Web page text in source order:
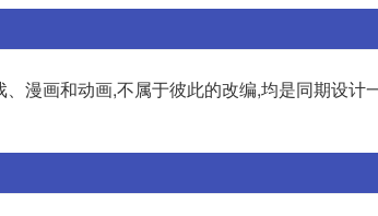
漫画和动画,不属于彼此的改编,均是同期设计